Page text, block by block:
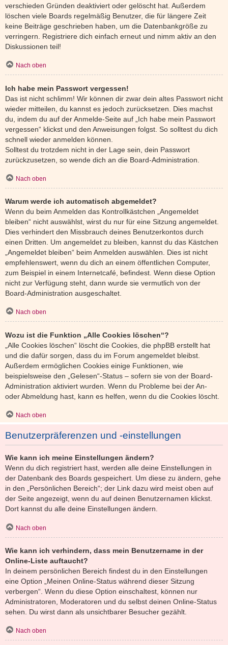
verschieden Gründen deaktiviert oder gelöscht hat. Außerdem
löschen viele Boards regelmäßig Benutzer, die für längere Zeit
keine Beiträge geschrieben haben, um die Datenbankgröße zu
verringern. Registriere dich einfach erneut und nimm aktiv an den
Diskussionen teil!
Nach oben
Ich habe mein Passwort vergessen!
Das ist nicht schlimm! Wir können dir zwar dein altes Passwort nicht
wieder mitteilen, du kannst es jedoch zurücksetzen. Dies machst
du, indem du auf der Anmelde-Seite auf „Ich habe mein Passwort
vergessen“ klickst und den Anweisungen folgst. So solltest du dich
schnell wieder anmelden können.
Solltest du trotzdem nicht in der Lage sein, dein Passwort
zurückzusetzen, so wende dich an die Board-Administration.
Nach oben
Warum werde ich automatisch abgemeldet?
Wenn du beim Anmelden das Kontrollkästchen „Angemeldet
bleiben“ nicht auswählst, wirst du nur für eine Sitzung angemeldet.
Dies verhindert den Missbrauch deines Benutzerkontos durch
einen Dritten. Um angemeldet zu bleiben, kannst du das Kästchen
„Angemeldet bleiben“ beim Anmelden auswählen. Dies ist nicht
empfehlenswert, wenn du dich an einem öffentlichen Computer,
zum Beispiel in einem Internetcafé, befindest. Wenn diese Option
nicht zur Verfügung steht, dann wurde sie vermutlich von der
Board-Administration ausgeschaltet.
Nach oben
Wozu ist die Funktion „Alle Cookies löschen“?
„Alle Cookies löschen“ löscht die Cookies, die phpBB erstellt hat
und die dafür sorgen, dass du im Forum angemeldet bleibst.
Außerdem ermöglichen Cookies einige Funktionen, wie
beispielsweise den „Gelesen“-Status – sofern sie von der Board-
Administration aktiviert wurden. Wenn du Probleme bei der An-
oder Abmeldung hast, kann es helfen, wenn du die Cookies löscht.
Nach oben
Benutzerpräferenzen und -einstellungen
Wie kann ich meine Einstellungen ändern?
Wenn du dich registriert hast, werden alle deine Einstellungen in
der Datenbank des Boards gespeichert. Um diese zu ändern, gehe
in den „Persönlichen Bereich“; der Link dazu wird meist oben auf
der Seite angezeigt, wenn du auf deinen Benutzernamen klickst.
Dort kannst du alle deine Einstellungen ändern.
Nach oben
Wie kann ich verhindern, dass mein Benutzername in der
Online-Liste auftaucht?
In deinem persönlichen Bereich findest du in den Einstellungen
eine Option „Meinen Online-Status während dieser Sitzung
verbergen“. Wenn du diese Option einschaltest, können nur
Administratoren, Moderatoren und du selbst deinen Online-Status
sehen. Du wirst dann als unsichtbarer Besucher gezählt.
Nach oben